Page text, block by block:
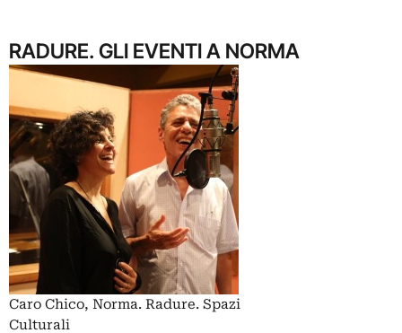
RADURE. GLI EVENTI A NORMA
Caro Chico, Norma. Radure. Spazi
Culturali